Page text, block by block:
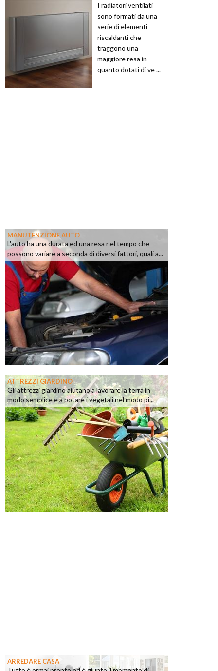
I radiatori ventilati
sono formati da una
serie di elementi
riscaldanti che
traggono una
maggiore resa in
quanto dotati di ve ...
MANUTENZIONE AUTO
L'auto ha una durata ed una resa nel tempo che
possono variare a seconda di diversi fattori, quali a...
ATTREZZI GIARDINO
Gli attrezzi giardino aiutano a lavorare la terra in
modo semplice e a potare i vegetali nel modo pi...
ARREDARE CASA